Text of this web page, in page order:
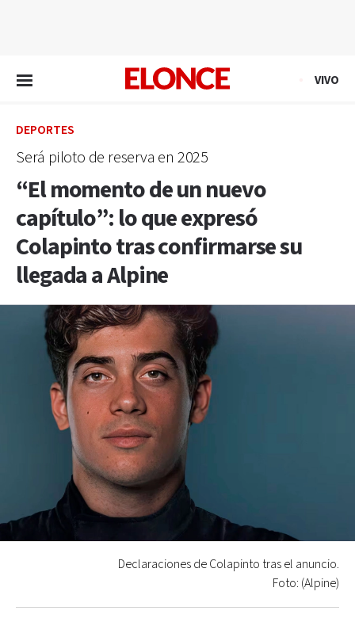
VIVO
DEPORTES
Será piloto de reserva en 2025
“El momento de un nuevo
capítulo”: lo que expresó
Colapinto tras confirmarse su
llegada a Alpine
Declaraciones de Colapinto tras el anuncio.
Foto: (Alpine)